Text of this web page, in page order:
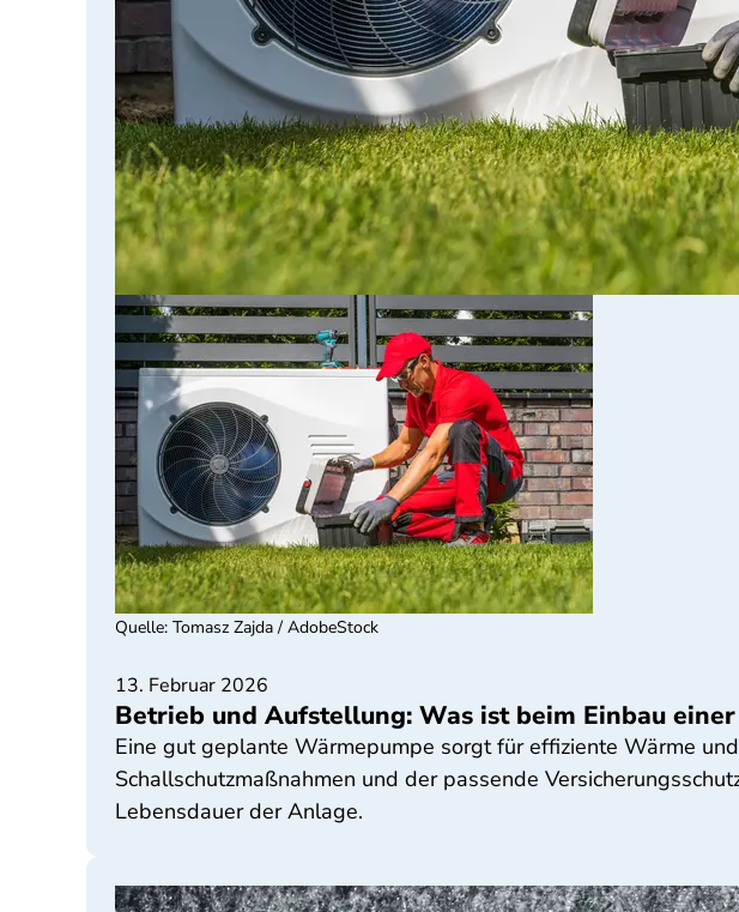
13. Februar 2026
Betrieb und Aufstellung: Was ist beim Einbau
Eine gut geplante Wärmepumpe sorgt für effiziente Wärme
Schallschutzmaßnahmen und der passende
Lebensdauer der Anlage.
Quelle: Tomasz Zajda / AdobeStock